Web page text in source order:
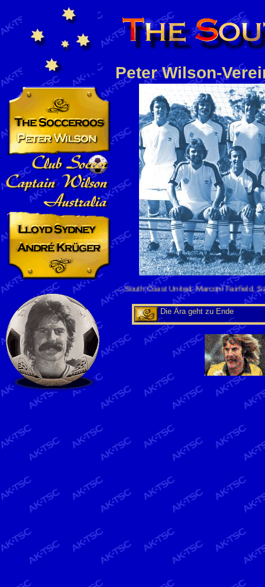
Peter Wilson-
........South Coast United, Marconi Fairfield,
Die Ära geht zu Ende